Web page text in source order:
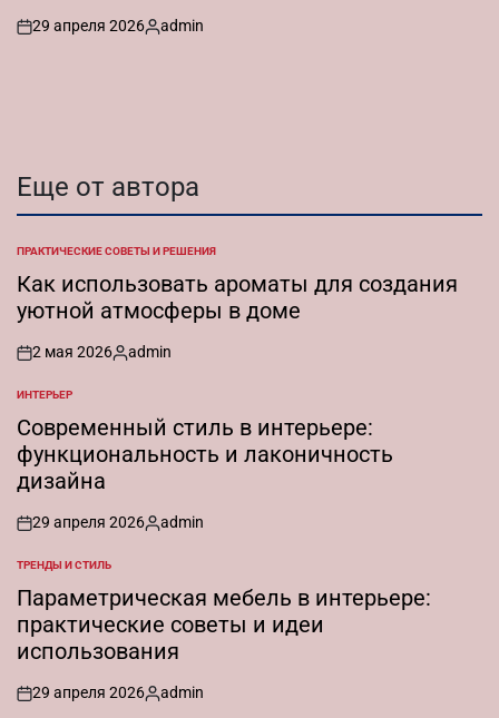
on
29 апреля 2026
Запись
admin
Еще от автора
ОПУБЛИКОВАНО
В
ПРАКТИЧЕСКИЕ СОВЕТЫ И РЕШЕНИЯ
Как использовать ароматы для создания
уютной атмосферы в доме
on
2 мая 2026
Запись
admin
ОПУБЛИКОВАНО
В
ИНТЕРЬЕР
Современный стиль в интерьере:
функциональность и лаконичность
дизайна
on
29 апреля 2026
Запись
admin
ОПУБЛИКОВАНО
В
ТРЕНДЫ И СТИЛЬ
Параметрическая мебель в интерьере:
практические советы и идеи
использования
on
29 апреля 2026
Запись
admin